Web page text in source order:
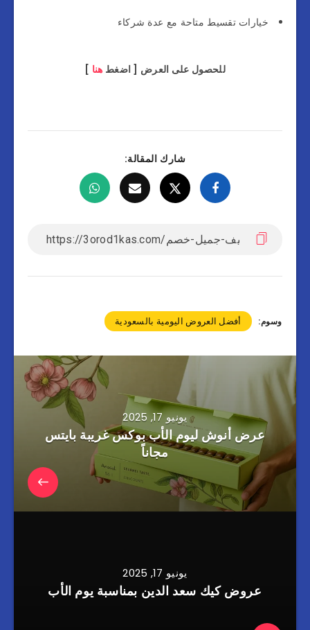
خيارات تقسيط متاحة مع عدة شركاء
للحصول على العرض [ اضغط هنا ]
شارك المقالة:
وسوم: أفضل العروض اليومية بالسعودية
يونيو 17, 2025
عرض أنوش ليوم الأب بوكس غريبة بايتس
مجاناً
يونيو 17, 2025
عروض كيك سعد الدين بمناسبة يوم الأب